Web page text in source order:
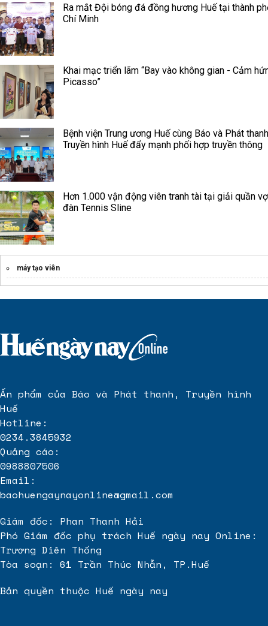
Ra mắt Đội bóng đá đồng hương Huế tại thành
Chí Minh
Khai mạc triển lãm “Bay vào không gian - Cảm
Picasso”
Bệnh viện Trung ương Huế cùng Báo và Phát
Truyền hình Huế đẩy mạnh phối hợp truyền thông
Hơn 1.000 vận động viên tranh tài tại giải quần
đàn Tennis Sline
máy tạo viên
Ấn phẩm của Báo và Phát thanh, Truyền hình
Huế
Hotline:
0234.3845932
Quảng cáo:
0988807506
Email:
baohuengaynayonline@gmail.com
Giám đốc: Phan Thanh Hải
Phó Giám đốc phụ trách Huế ngày nay Online:
Trương Diên Thống
Tòa soạn: 61 Trần Thúc Nhẫn, TP.Huế
Bản quyền thuộc Huế ngày nay